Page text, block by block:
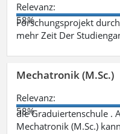
Relevanz:
58%
Forschungsprojekt
mehr Zeit Der
Mechatronik (M.Sc.)
Relevanz:
58%
die Graduiertenschule .
Mechatronik (M.Sc.)